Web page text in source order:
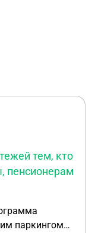
тем, кто
пенсионерам
паркингом